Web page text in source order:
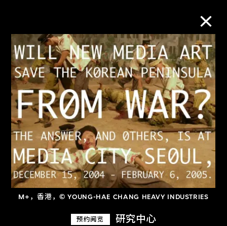
M+，香港，© YOUNG-HAE CHANG HEAVY INDUSTRIES
预约阅览 研究中心
M+藏品
进一步筛选 搜索
关于M+藏品
探索世界顶级的二十及二十一世纪视觉